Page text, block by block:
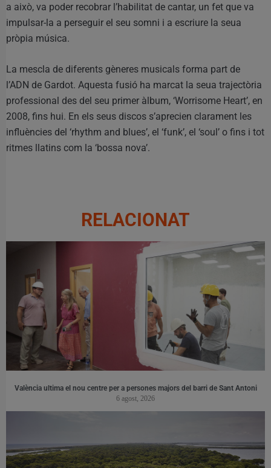
a això, va poder recobrar l’habilitat de cantar, un fet que va
impulsar-la a perseguir el seu somni i a escriure la seua
pròpia música.
La mescla de diferents gèneres musicals forma part de
l’ADN de Gardot. Aquesta fusió ha marcat la seua trajectòria
professional des del seu primer àlbum, ‘Worrisome Heart’, en
2008, fins hui. En els seus discos s’aprecien clarament les
influències del ‘rhythm and blues’, el ‘funk’, el ‘soul’ o fins i tot
ritmes llatins com la ‘bossa nova’.
RELACIONAT
València ultima el nou centre per a persones majors del barri de Sant Antoni
6 agost, 2026